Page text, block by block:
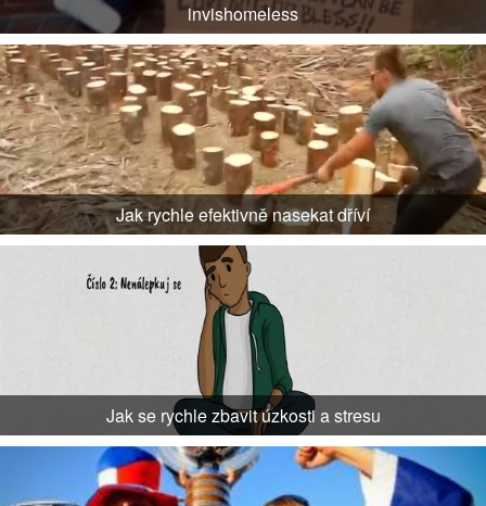
invishomeless
Jak rychle efektivně nasekat dříví
Jak se rychle zbavit úzkosti a stresu